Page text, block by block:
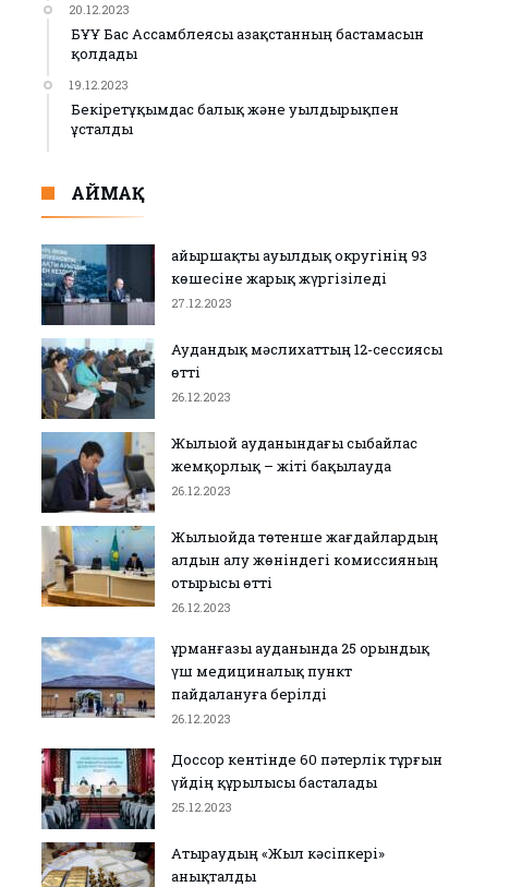
20.12.2023
БҰҰ Бас Ассамблеясы Қазақстанның бастамасын
қолдады
19.12.2023
Бекіретұқымдас балық және уылдырықпен
ұсталды
АЙМАҚ
Қайыршақты ауылдық округінің 93
көшесіне жарық жүргізіледі
27.12.2023
Аудандық мәслихаттың 12-сессиясы
өтті
26.12.2023
Жылыой ауданындағы сыбайлас
жемқорлық – жіті бақылауда
26.12.2023
Жылыойда төтенше жағдайлардың
алдын алу жөніндегі комиссияның
отырысы өтті
26.12.2023
Құрманғазы ауданында 25 орындық
үш медициналық пункт
пайдалануға берілді
26.12.2023
Доссор кентінде 60 пәтерлік тұрғын
үйдің құрылысы басталады
25.12.2023
Атыраудың «Жыл кәсіпкері»
анықталды